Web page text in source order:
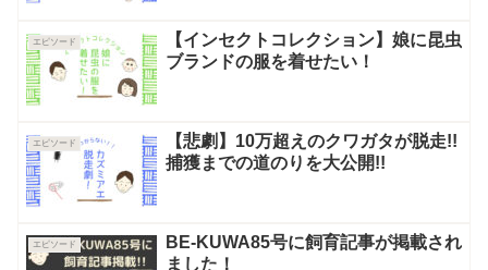
エピソード
【インセクトコレクション】娘に昆虫
ブランドの服を着せたい！
エピソード
【悲劇】10万超えのクワガタが脱走!!
捕獲までの道のりを大公開!!
エピソード
BE-KUWA85号に飼育記事が掲載され
ました！